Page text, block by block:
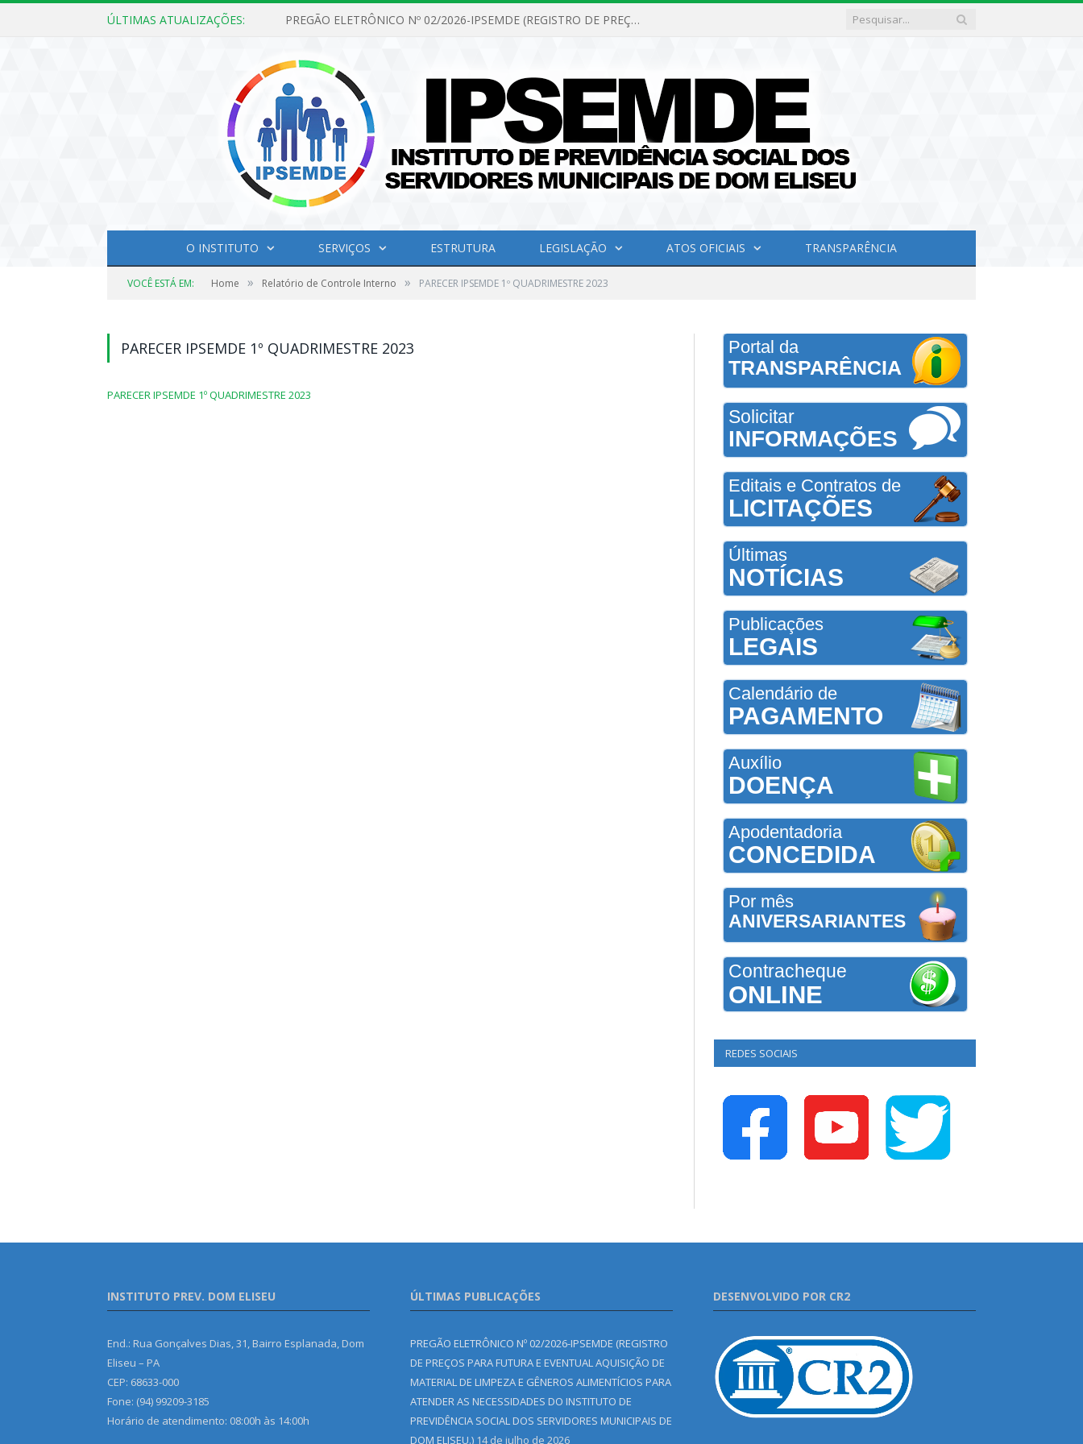
ÚLTIMAS ATUALIZAÇÕES: PREGÃO ELETRÔNICO Nº 02/2026-IPSEMDE (REGISTRO DE PREÇOS PARA FUTURA E EVENTUAL AQUISIÇÃO DE MATERIAL DE LIMPEZA E GÊNEROS ALIMENTÍCIOS PARA ATENDER AS NECESSIDADES DO INSTITUTO DE PREVIDÊNCIA SOCIAL DOS SERVIDORES MUNICIPAIS DE DOM ELISEU.)
O INSTITUTO SERVIÇOS ESTRUTURA LEGISLAÇÃO ATOS OFICIAIS TRANSPARÊNCIA
VOCÊ ESTÁ EM: Home » Relatório de Controle Interno » PARECER IPSEMDE 1º QUADRIMESTRE 2023
PARECER IPSEMDE 1º QUADRIMESTRE 2023
PARECER IPSEMDE 1º QUADRIMESTRE 2023
Portal da
TRANSPARÊNCIA
Solicitar
INFORMAÇÕES
Editais e Contratos de
LICITAÇÕES
Últimas
NOTÍCIAS
Publicações
LEGAIS
Calendário de
PAGAMENTO
Auxílio
DOENÇA
Apodentadoria
CONCEDIDA
Por mês
ANIVERSARIANTES
Contracheque
ONLINE
REDES SOCIAIS
INSTITUTO PREV. DOM ELISEU
End.: Rua Gonçalves Dias, 31, Bairro Esplanada, Dom
Eliseu – PA
CEP: 68633-000
Fone: (94) 99209-3185
Horário de atendimento: 08:00h às 14:00h
ÚLTIMAS PUBLICAÇÕES
PREGÃO ELETRÔNICO Nº 02/2026-IPSEMDE (REGISTRO
DE PREÇOS PARA FUTURA E EVENTUAL AQUISIÇÃO DE
MATERIAL DE LIMPEZA E GÊNEROS ALIMENTÍCIOS PARA
ATENDER AS NECESSIDADES DO INSTITUTO DE
PREVIDÊNCIA SOCIAL DOS SERVIDORES MUNICIPAIS DE
DOM ELISEU.) 14 de julho de 2026
DESENVOLVIDO POR CR2